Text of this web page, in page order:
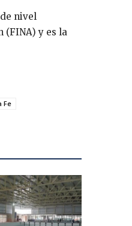
nivel
(FINA) y es la
Fe